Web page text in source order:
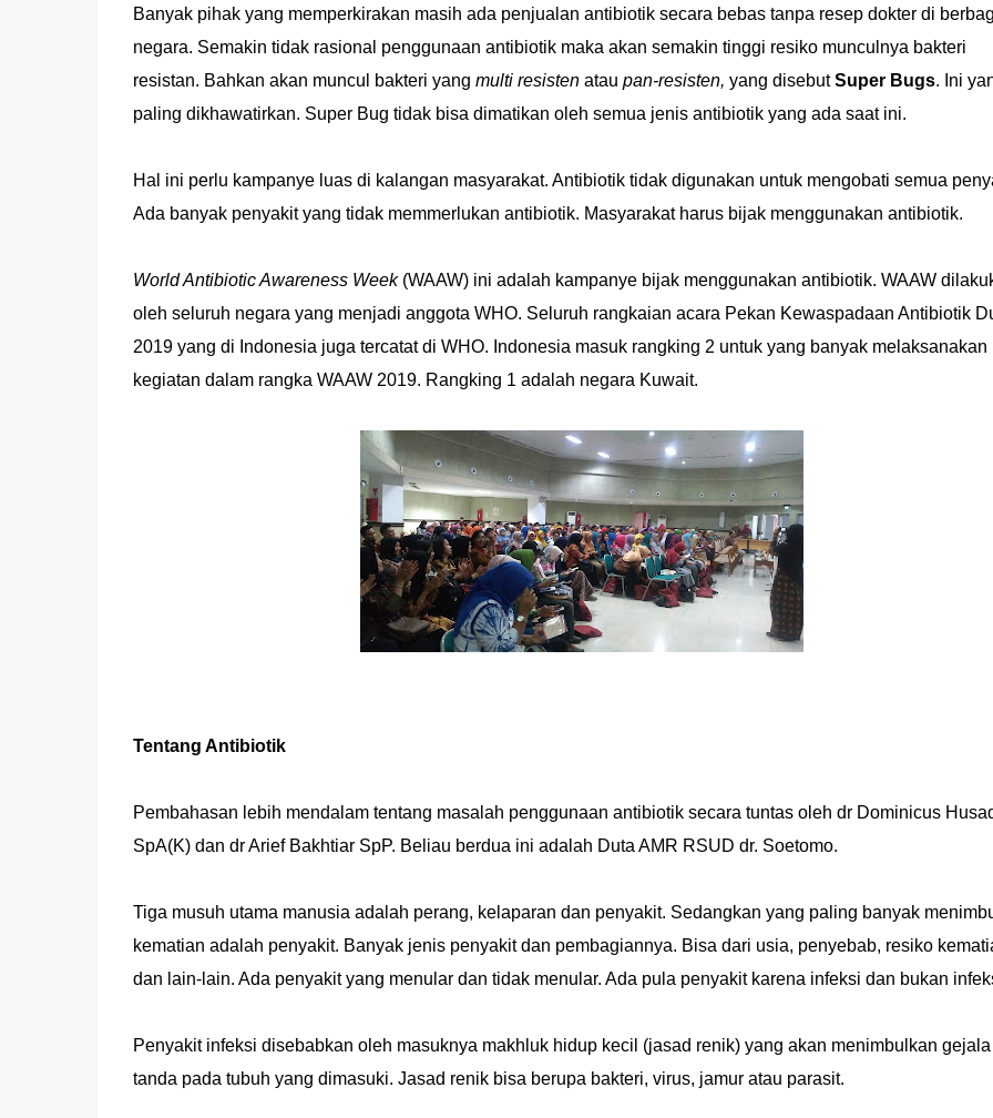
Banyak pihak yang memperkirakan masih ada penjualan antibiotik secara bebas tanpa resep dokter di
negara. Semakin tidak rasional penggunaan antibiotik maka akan semakin tinggi resiko munculnya bakteri
resistan. Bahkan akan muncul bakteri yang multi resistenatau pan-resisten, yang disebutSuper Bugs. Ini
paling dikhawatirkan. Super Bug tidak bisa dimatikan oleh semua jenis antibiotik yang ada saat ini.
Hal ini perlu kampanye luas di kalangan masyarakat. Antibiotik tidak digunakan untuk mengobati semua
Ada banyak penyakit yang tidak memmerlukan antibiotik. Masyarakat harus bijak menggunakan antibiotik.
World Antibiotic Awareness Week(WAAW) ini adalah kampanye bijak menggunakan antibiotik. WAAW
oleh seluruh negara yang menjadi anggota WHO. Seluruh rangkaian acara Pekan Kewaspadaan Antibiotik
2019 yang di Indonesia juga tercatat di WHO. Indonesia masuk rangking 2 untuk yang banyak melaksanakan
kegiatan dalam rangka WAAW 2019. Rangking 1 adalah negara Kuwait.
Tentang Antibiotik
Pembahasan lebih mendalam tentang masalah penggunaan antibiotik secara tuntas oleh dr Dominicus
SpA(K) dan dr Arief Bakhtiar SpP. Beliau berdua ini adalah Duta AMR RSUD dr. Soetomo.
Tiga musuh utama manusia adalah perang, kelaparan dan penyakit. Sedangkan yang paling banyak
kematian adalah penyakit. Banyak jenis penyakit dan pembagiannya. Bisa dari usia, penyebab, resiko
dan lain-lain. Ada penyakit yang menular dan tidak menular. Ada pula penyakit karena infeksi dan bukan
Penyakit infeksi disebabkan oleh masuknya makhluk hidup kecil (jasad renik) yang akan menimbulkan
tanda pada tubuh yang dimasuki. Jasad renik bisa berupa bakteri, virus, jamur atau parasit.